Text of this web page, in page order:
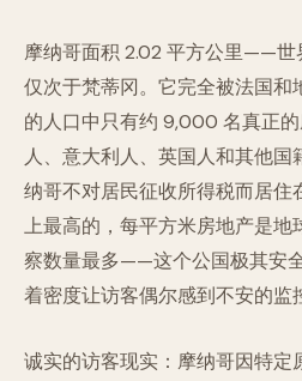
摩纳哥面积 2.02 平方公里——世
仅次于梵蒂冈。它完全被法国和
的人口中只有约 9,000 名真正的
人、意大利人、英国人和其他国
纳哥不对居民征收所得税而居住
上最高的，每平方米房地产是地
察数量最多——这个公国极其安
着密度让访客偶尔感到不安的监
诚实的访客现实：摩纳哥因特定